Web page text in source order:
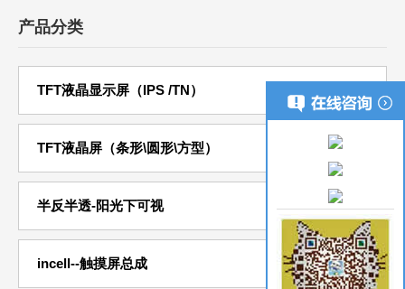
产品分类
TFT液晶显示屏（IPS /TN）
TFT液晶屏（条形\圆形\方型）
半反半透-阳光下可视
incell--触摸屏总成